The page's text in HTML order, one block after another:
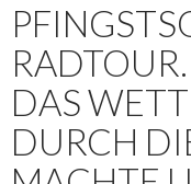
DAS
DURCH